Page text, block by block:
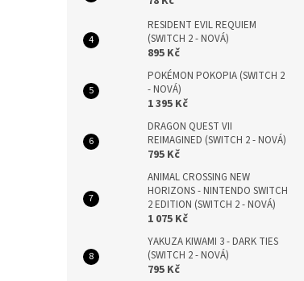
RESIDENT EVIL REQUIEM
(SWITCH 2 - NOVÁ)
895 Kč
POKÉMON POKOPIA (SWITCH 2
- NOVÁ)
1 395 Kč
DRAGON QUEST VII
REIMAGINED (SWITCH 2 - NOVÁ)
795 Kč
ANIMAL CROSSING NEW
HORIZONS - NINTENDO SWITCH
2 EDITION (SWITCH 2 - NOVÁ)
1 075 Kč
YAKUZA KIWAMI 3 - DARK TIES
(SWITCH 2 - NOVÁ)
795 Kč